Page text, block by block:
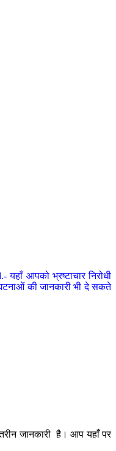
आपको भ्रष्टाचार निरोधी
की जानकारी भी दे सकते
जानकारी है। आप यहाँ पर